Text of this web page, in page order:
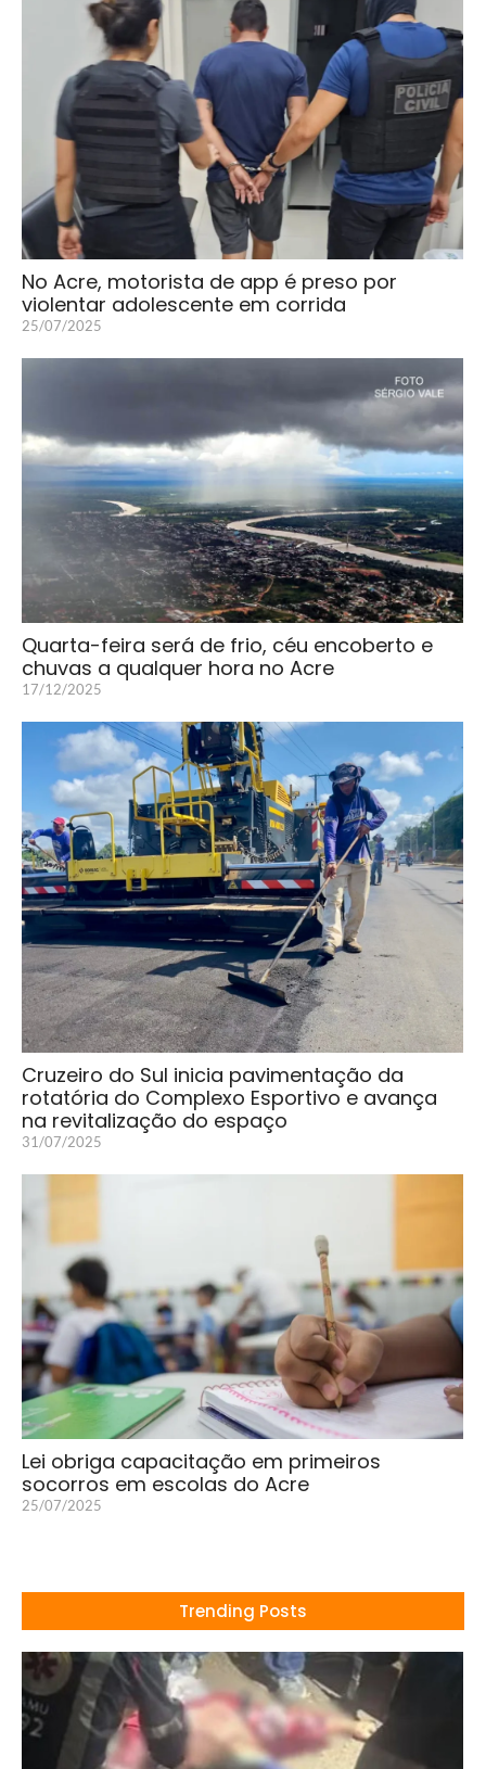
No Acre, motorista de app é preso por
violentar adolescente em corrida
25/07/2025
Quarta-feira será de frio, céu encoberto e
chuvas a qualquer hora no Acre
17/12/2025
Cruzeiro do Sul inicia pavimentação da
rotatória do Complexo Esportivo e avança
na revitalização do espaço
31/07/2025
Lei obriga capacitação em primeiros
socorros em escolas do Acre
25/07/2025
Trending Posts